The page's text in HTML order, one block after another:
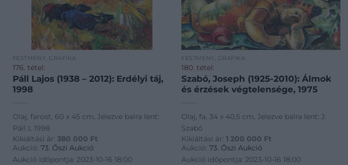
FESTMÉNY, GRAFIKA
176. tétel:
Páll Lajos (1938 – 2012): Erdélyi táj,
1998
Olaj, farost, 60 x 45 cm, Jelezve balra lent:
Páll L 1998
Kikiáltási ár: 380 000 Ft
Aukció: 73. Őszi Aukció
Aukció időpontja: 2023-10-16 18:00
FESTMÉNY, GRAFIKA
180. tétel:
Szabó, Joseph (1925-2010): Álmok
és érzések végtelensége, 1975
Olaj, fa, 34 x 40,5 cm, Jelezve balra lent: J.
Szabó
Kikiáltási ár:1 200 000 Ft
Aukció:73. Őszi Aukció
Aukció időpontja: 2023-10-16 18:00